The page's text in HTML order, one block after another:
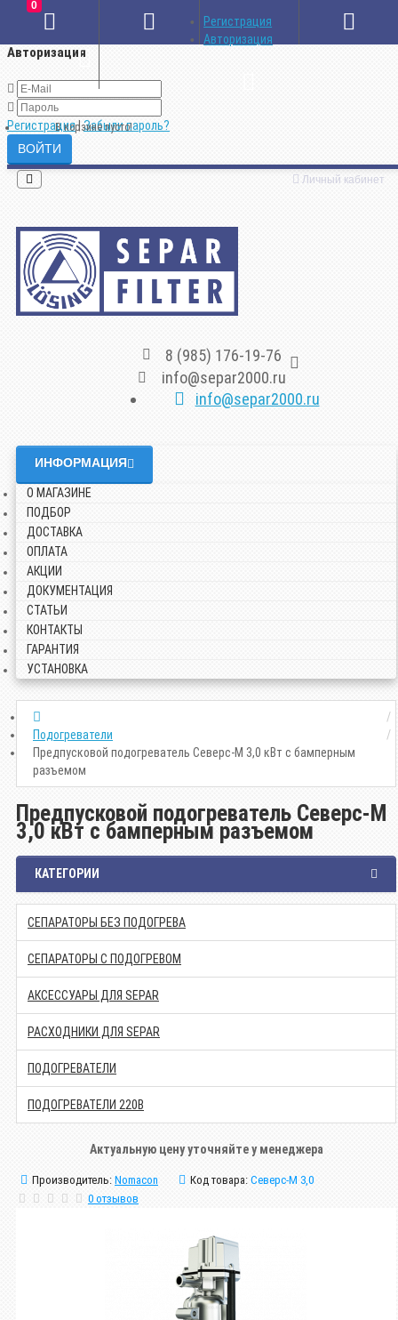
Авторизация
Регистрация|Забыли пароль?
Личный кабинет
8 (985) 176-19-76
info@separ2000.ru
info@separ2000.ru
Регистрация
Авторизация
0
В корзине пусто!
ИНФОРМАЦИЯ
О МАГАЗИНЕ
ПОДБОР
ДОСТАВКА
ОПЛАТА
АКЦИИ
ДОКУМЕНТАЦИЯ
СТАТЬИ
КОНТАКТЫ
ГАРАНТИЯ
УСТАНОВКА
Подогреватели
Предпусковой подогреватель Северс-М 3,0 кВт с бамперным
разъемом
Предпусковой подогреватель Северс-М
3,0 кВт с бамперным разъемом
КАТЕГОРИИ
СЕПАРАТОРЫ БЕЗ ПОДОГРЕВА
СЕПАРАТОРЫ С ПОДОГРЕВОМ
АКСЕССУАРЫ ДЛЯ SEPAR
РАСХОДНИКИ ДЛЯ SEPAR
ПОДОГРЕВАТЕЛИ
ПОДОГРЕВАТЕЛИ 220В
Актуальную цену уточняйте у менеджера
Производитель: Nomacon Код товара: Северс-М 3,0
0 отзывов